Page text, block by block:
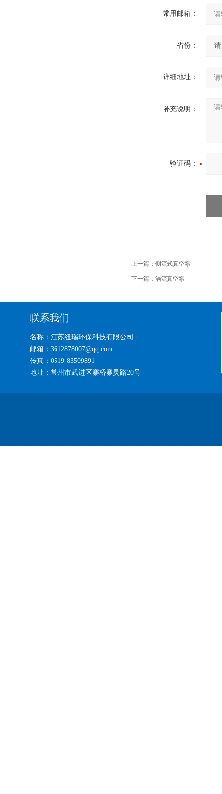
常用邮箱：
省份：
详细地址：
补充说明：
验证码：
上一篇： 侧流式真空泵
下一篇： 涡流真空泵
联系我们
名称：江苏纽瑞环保科技有限公司
邮箱：3612878007@qq.com
传真：0519-83509891
地址：常州市武进区寨桥寨灵路20号